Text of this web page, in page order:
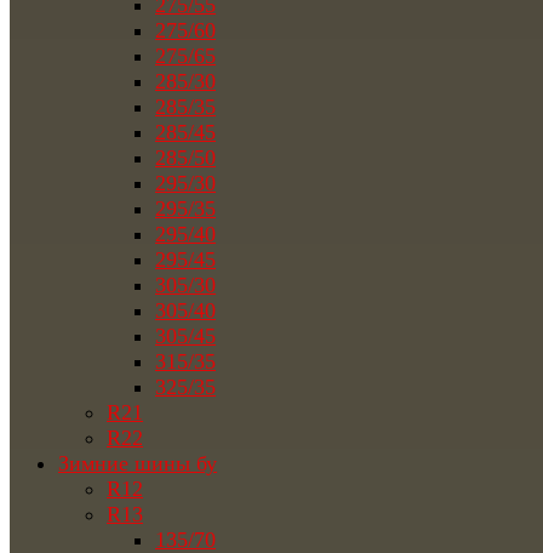
275/55
275/60
275/65
285/30
285/35
285/45
285/50
295/30
295/35
295/40
295/45
305/30
305/40
305/45
315/35
325/35
R21
R22
Зимние шины бу
R12
R13
135/70